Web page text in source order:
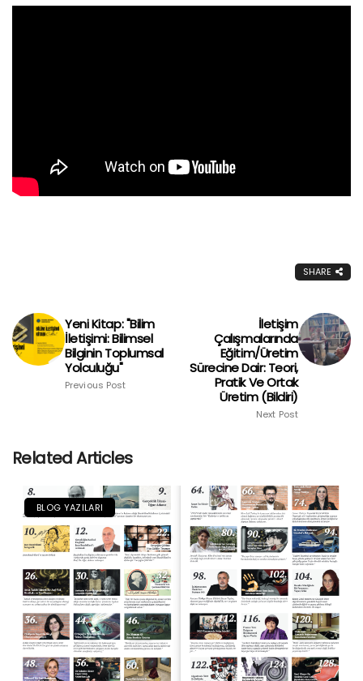
SHARE
Yeni Kitap: "Bilim
İletişimi: Bilimsel
Bilginin Toplumsal
Yolculuğu"
Previous Post
İletişim
Çalışmalarında
Eğitim/Üretim
Sürecine Dair: Teori,
Pratik Ve Ortak
Üretim (Bildiri)
Next Post
Related Articles
BLOG YAZILARI